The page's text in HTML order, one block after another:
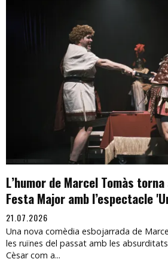
L’humor de Marcel Tomàs
Festa Major amb l’espectacle
21.07.2026
Una nova comèdia esbojarrada de
les ruïnes del passat amb les
Cèsar com a...